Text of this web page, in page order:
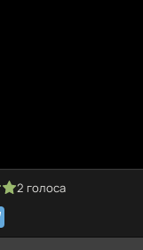
2 голоса